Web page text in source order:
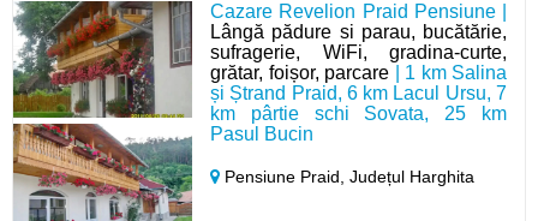
Cazare Revelion Praid Pensiune |
Lângă pădure si parau, bucătărie,
sufragerie, WiFi, gradina-curte,
grătar, foișor, parcare | 1 km Salina
și Ștrand Praid, 6 km Lacul Ursu, 7
km pârtie schi Sovata, 25 km
Pasul Bucin
Pensiune Praid,Județul Harghita